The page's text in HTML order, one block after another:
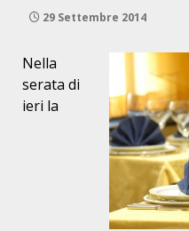
29 Settembre 2014
Nella
serata di
ieri la